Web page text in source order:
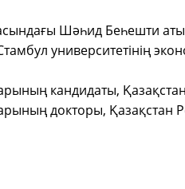
Шәһид Беһешти
университетінің
кандидаты,
докторы, Қазақстан